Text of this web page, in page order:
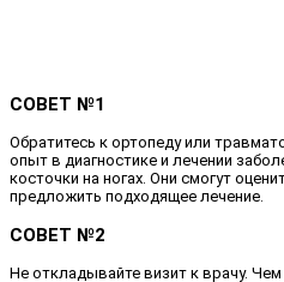
СОВЕТ №1
Обратитесь к ортопеду или
опыт в диагностике и лечении
косточки на ногах. Они смогут
предложить подходящее лечение.
СОВЕТ №2
Не откладывайте визит к врачу.